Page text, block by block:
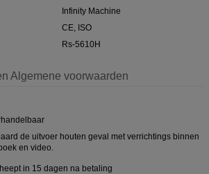
Infinity Machine
CE, ISO
Rs-5610H
Algemene voorwaarden
de uitvoer houten geval met verrichtings binnen
en video.
in 15 dagen na betaling